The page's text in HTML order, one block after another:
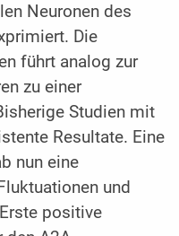
Neuronen des
Die
führt analog zur
zu einer
Studien mit
Resultate. Eine
nun eine
und
positive